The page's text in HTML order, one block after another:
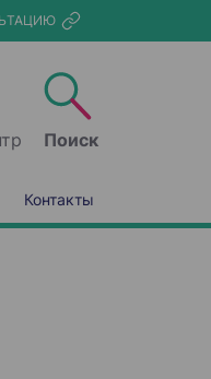
Поиск
Контакты